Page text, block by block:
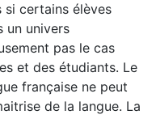
si certains élèves
un univers
pas le cas
et des étudiants. Le
française ne peut
de la langue. La